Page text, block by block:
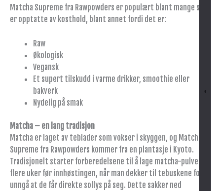
+
Matcha Supreme fra Rawpowders er populært blant mange som
er opptatte av kosthold, blant annet fordi det er:
Raw
Økologisk
Vegansk
Et supert tilskudd i varme drikker, smoothie eller
bakverk
Nydelig på smak
Matcha – en lang tradisjon
Matcha er laget av teblader som vokser i skyggen, og Matcha
Supreme fra Rawpowders kommer fra en plantasje i Kyoto.
Tradisjonelt starter forberedelsene til å lage matcha-pulver
flere uker før innhøstingen, når man dekker til tebuskene for å
unngå at de får direkte sollys på seg. Dette sakker ned